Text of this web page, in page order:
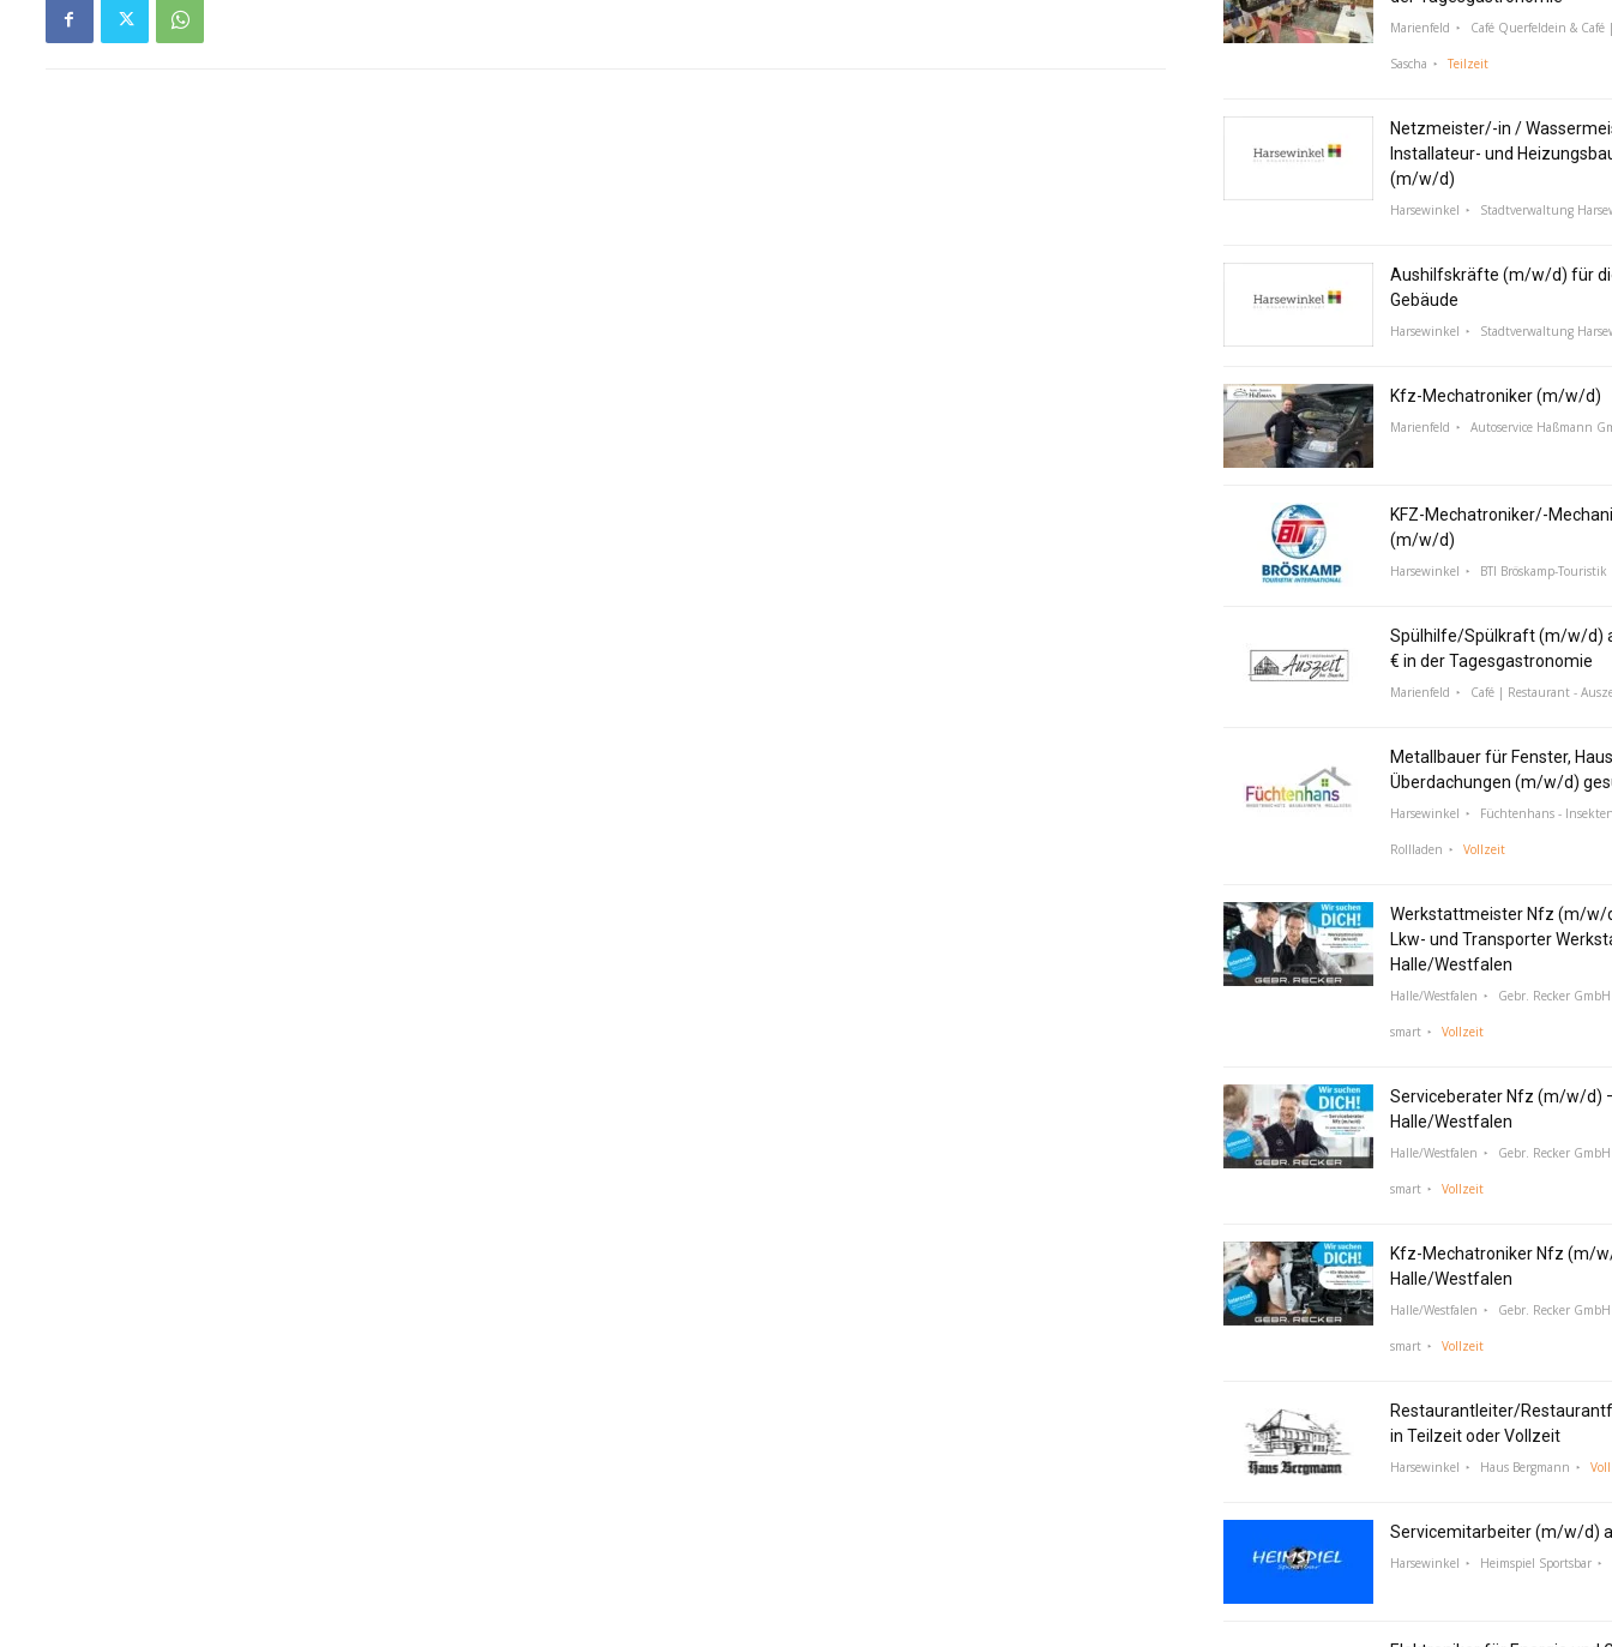
Marienfeld Café Querfeldein &
Sascha Teilzeit
Netzmeister/-in /
Installateur- und
(m/w/d)
Harsewinkel Stadtverwaltung
Aushilfskräfte (m/w/d) für
Gebäude
Harsewinkel Stadtverwaltung
Kfz-Mechatroniker (m/w/d)
Marienfeld Autoservice Haßmann
KFZ-Mechatroniker/-
(m/w/d)
Harsewinkel BTI Bröskamp-
Spülhilfe/Spülkraft (m/w/d)
€ in der Tagesgastronomie
Marienfeld Café | Restaurant -
Metallbauer für Fenster,
Überdachungen (m/w/d)
Harsewinkel Füchtenhans -
Rollladen Vollzeit
Werkstattmeister Nfz (m/w/
Lkw- und Transporter
Halle/Westfalen
Halle/Westfalen Gebr. Recker
smart Vollzeit
Serviceberater Nfz (m/w/d)
Halle/Westfalen
Halle/Westfalen Gebr. Recker
smart Vollzeit
Kfz-Mechatroniker Nfz (m/
Halle/Westfalen
Halle/Westfalen Gebr. Recker
smart Vollzeit
Restaurantleiter/
in Teilzeit oder Vollzeit
Harsewinkel Haus Bergmann
Servicemitarbeiter (m/w/d)
Harsewinkel Heimspiel Sportsbar